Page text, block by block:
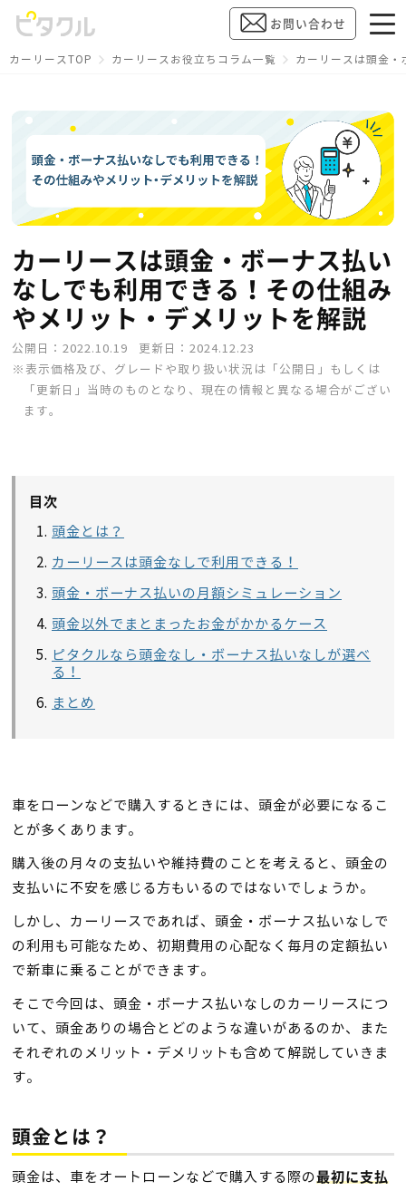
お問い合わせ
カーリースTOP カーリースお役立ちコラム一覧 カーリースは頭金
カーリースは頭金・ボーナス払い
なしでも利用できる！その仕組み
やメリット・デメリットを解説
公開日：2022.10.19
更新日：2024.12.23
※表示価格及び、グレードや取り扱い状況は「公開日」もしくは
「更新日」当時のものとなり、現在の情報と異なる場合がござい
ます。
目次
頭金とは？
カーリースは頭金なしで利用できる！
頭金・ボーナス払いの月額シミュレーション
頭金以外でまとまったお金がかかるケース
ピタクルなら頭金なし・ボーナス払いなしが選べ
る！
まとめ
車をローンなどで購入するときには、頭金が必要になるこ
とが多くあります。
購入後の月々の支払いや維持費のことを考えると、頭金の
支払いに不安を感じる方もいるのではないでしょうか。
しかし、カーリースであれば、頭金・ボーナス払いなしで
の利用も可能なため、初期費用の心配なく毎月の定額払い
で新車に乗ることができます。
そこで今回は、頭金・ボーナス払いなしのカーリースにつ
いて、頭金ありの場合とどのような違いがあるのか、また
それぞれのメリット・デメリットも含めて解説していきま
す。
頭金とは？
頭金は、車をオートローンなどで購入する際の最初に支払